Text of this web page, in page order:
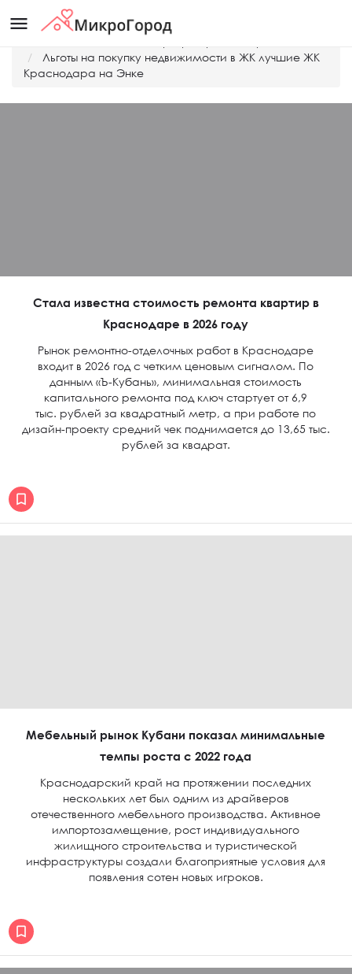
menu
Льготы на покупку недвижимости в ЖК лучшие ЖК
Краснодара на Энке
Стала известна стоимость ремонта квартир в
Краснодаре в 2026 году
Рынок ремонтно-отделочных работ в Краснодаре
входит в 2026 год с четким ценовым сигналом. По
данным «Ъ-Кубань», минимальная стоимость
капитального ремонта под ключ стартует от 6,9
тыс. рублей за квадратный метр, а при работе по
дизайн-проекту средний чек поднимается до 13,65 тыс.
рублей за квадрат.
Мебельный рынок Кубани показал минимальные
темпы роста с 2022 года
Краснодарский край на протяжении последних
нескольких лет был одним из драйверов
отечественного мебельного производства. Активное
импортозамещение, рост индивидуального
жилищного строительства и туристической
инфраструктуры создали благоприятные условия для
появления сотен новых игроков.